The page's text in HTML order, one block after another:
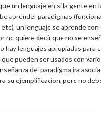
un lenguaje en si la gente en
aprender paradigmas
un lenguaje se aprende con
no quiere decir que no se
hay lenguajes apropiados para
pueden ser usados con
del paradigma ira
su ejemplificacion, pero no